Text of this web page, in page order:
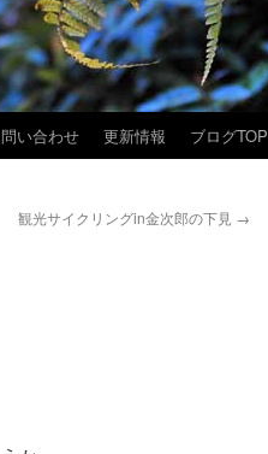
い合わせ 更新情報 ブログTOP
観光サイクリングin金次郎の下見 →